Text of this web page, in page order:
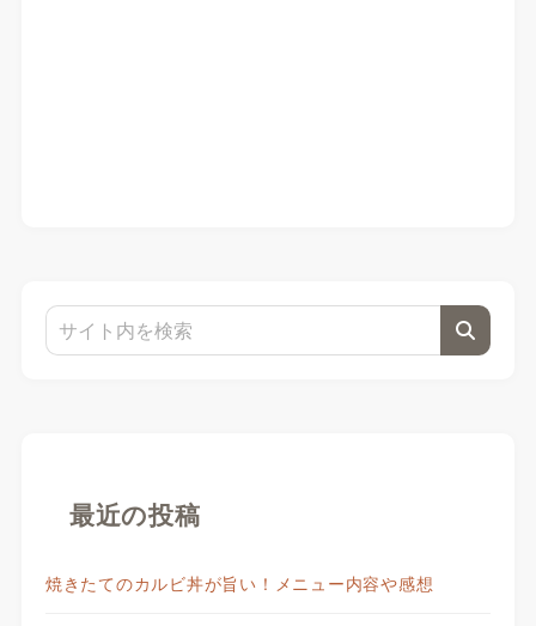
最近の投稿
焼きたてのカルビ丼が旨い！メニュー内容や感想